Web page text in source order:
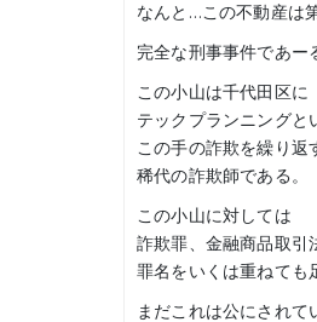
なんと…この不動産は
完全な刑事事件であー
この小山は千代田区に
テックプランニングと
この手の詐欺を繰り返
稀代の詐欺師である。
この小山に対しては
詐欺罪、金融商品取引
罪名をいくは重ねても
まだこれは公にされて